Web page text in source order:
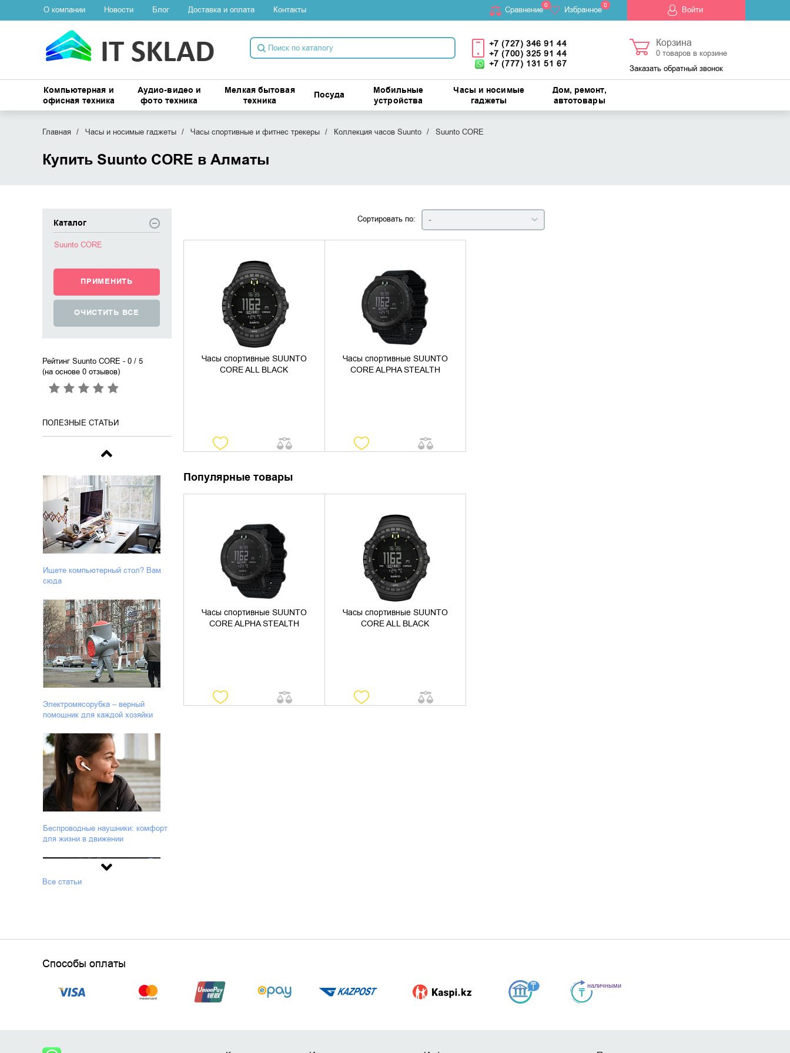
О компании Новости Блог Доставка и оплата Контакты Cравнение0 Избранное 0 Войти
+7 (727) 346 91 44
+7 (700) 325 91 44
+7 (777) 131 51 67
Корзина
0товаров в корзине
Заказать обратный звонок
Компьютерная и
офисная техника
Аудио-видео и
фото техника
Мелкая бытовая
техника
Посуда
Мобильные
устройства
Часы и носимые
гаджеты
Дом, ремонт,
автотовары
Главная Часы и носимые гаджеты Часы спортивные и фитнес трекеры Коллекция часов Suunto Suunto CORE
Купить Suunto CORE в Алматы
Каталог
Suunto CORE
Рейтинг Suunto CORE - 0 / 5
(на основе 0отзывов)
ПОЛЕЗНЫЕ СТАТЬИ
Ищете компьютерный стол? Вам
сюда
Электромясорубка – верный
помощник для каждой хозяйки
Беспроводные наушники: комфорт
для жизни в движении
Лучшие игровые наушники
Все статьи
Сортировать по: -
Часы спортивные SUUNTO
CORE ALL BLACK
УТОЧНИТЬ НАЛИЧИЕ
Часы спортивные SUUNTO
CORE ALPHA STEALTH
УТОЧНИТЬ НАЛИЧИЕ
Популярные товары
Часы спортивные SUUNTO
CORE ALPHA STEALTH
УТОЧНИТЬ НАЛИЧИЕ
Часы спортивные SUUNTO
CORE ALL BLACK
УТОЧНИТЬ НАЛИЧИЕ
Способы оплаты